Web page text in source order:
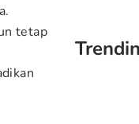
tetap